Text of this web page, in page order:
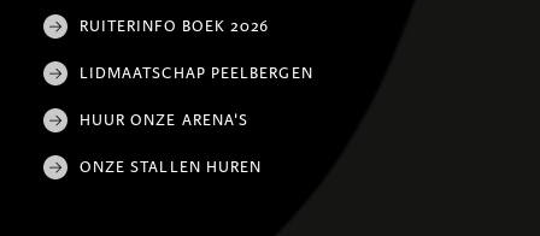
RUITERINFO BOEK 2026
LIDMAATSCHAP PEELBERGEN
HUUR ONZE ARENA'S
ONZE STALLEN HUREN